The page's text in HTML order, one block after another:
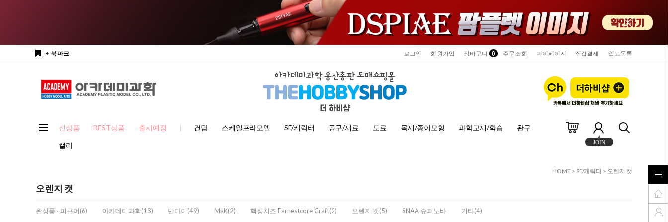
+ 북마크 로그인 회원가입 장바구니 0 주문조회 마이페이지 직접결제 입고목록
신상품 BEST상품 출시예정 건담 스케일프라모델 SF/캐릭터 공구/재료 도료 목재/종이모형 과학교재/학습 완구
캘리 JOIN
HOME > SF/캐릭터 > 오렌지 캣
오렌지 캣
완성품 · 피규어(6) 아카데미과학(13) 반다이(49) MaK(2) 핵성치조 Earnestcore Craft(2) 오렌지 캣(5) SNAA 슈퍼노바 기타(4)